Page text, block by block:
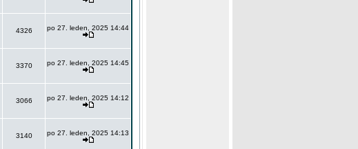
4326 po 27. leden, 2025 14:44
3370 po 27. leden, 2025 14:45
3066 po 27. leden, 2025 14:12
3140 po 27. leden, 2025 14:13